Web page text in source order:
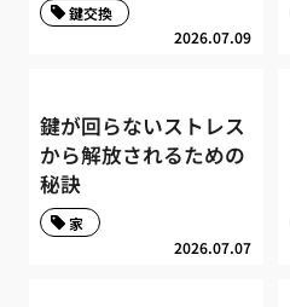
2026.07.09
鍵交換
鍵が回らないストレス
から解放されるための
秘訣
2026.07.07
家